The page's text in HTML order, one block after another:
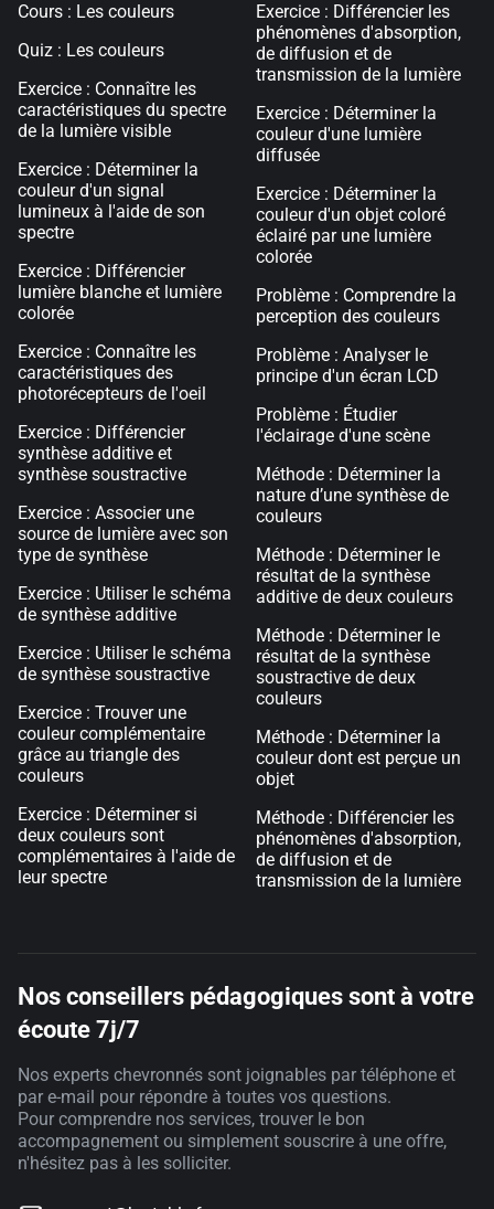
Cours : Les couleurs
Quiz : Les couleurs
Exercice : Connaître les
caractéristiques du spectre
de la lumière visible
Exercice : Déterminer la
couleur d'un signal
lumineux à l'aide de son
spectre
Exercice : Différencier
lumière blanche et lumière
colorée
Exercice : Connaître les
caractéristiques des
photorécepteurs de l'oeil
Exercice : Différencier
synthèse additive et
synthèse soustractive
Exercice : Associer une
source de lumière avec son
type de synthèse
Exercice : Utiliser le schéma
de synthèse additive
Exercice : Utiliser le schéma
de synthèse soustractive
Exercice : Trouver une
couleur complémentaire
grâce au triangle des
couleurs
Exercice : Déterminer si
deux couleurs sont
complémentaires à l'aide de
leur spectre
Exercice : Différencier les
phénomènes d'absorption,
de diffusion et de
transmission de la lumière
Exercice : Déterminer la
couleur d'une lumière
diffusée
Exercice : Déterminer la
couleur d'un objet coloré
éclairé par une lumière
colorée
Problème : Comprendre la
perception des couleurs
Problème : Analyser le
principe d'un écran LCD
Problème : Étudier
l'éclairage d'une scène
Méthode : Déterminer la
nature d’une synthèse de
couleurs
Méthode : Déterminer le
résultat de la synthèse
additive de deux couleurs
Méthode : Déterminer le
résultat de la synthèse
soustractive de deux
couleurs
Méthode : Déterminer la
couleur dont est perçue un
objet
Méthode : Différencier les
phénomènes d'absorption,
de diffusion et de
transmission de la lumière
Nos conseillers pédagogiques sont à votre
écoute 7j/7
Nos experts chevronnés sont joignables par téléphone et
par e-mail pour répondre à toutes vos questions.
Pour comprendre nos services, trouver le bon
accompagnement ou simplement souscrire à une offre,
n'hésitez pas à les solliciter.